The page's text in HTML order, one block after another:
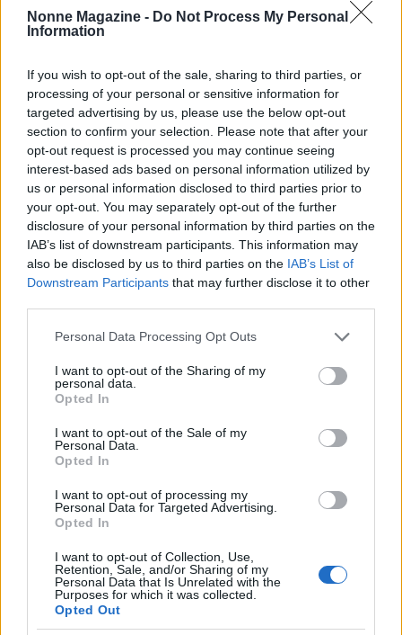
Nonne Magazine - Do Not Process My Personal
Information
If you wish to opt-out of the sale, sharing to third parties, or
processing of your personal or sensitive information for
targeted advertising by us, please use the below opt-out
section to confirm your selection. Please note that after your
opt-out request is processed you may continue seeing
interest-based ads based on personal information utilized by
us or personal information disclosed to third parties prior to
your opt-out. You may separately opt-out of the further
disclosure of your personal information by third parties on the
IAB’s list of downstream participants. This information may
also be disclosed by us to third parties on the IAB’s List of
Downstream Participants that may further disclose it to other
Please note that this website/app uses one or more Google
not limited to your visit or usage behaviour. You may click to
grant or deny consent to Google and its third-party tags to
use your data for below specified purposes in below Google
consent section.
Personal Data Processing Opt Outs
I want to opt-out of the Sharing of my
personal data.
Opted In
I want to opt-out of the Sale of my
Personal Data.
Opted In
I want to opt-out of processing my
Personal Data for Targeted Advertising.
Opted In
I want to opt-out of Collection, Use,
Retention, Sale, and/or Sharing of my
Personal Data that Is Unrelated with the
Purposes for which it was collected.
Opted Out
principali collegamenti semplifica gli spostamenti. Il
pacchetto integra controlli sanitari di base,
togliere agli ospiti gran parte delle incombenze
organizzative, lasciando più spazio al relax e alla
socializzazione intergenerazionale.
Per confermare disponibilità e condizioni
aggiornate è consigliabile contattare direttamente
la struttura: salvo variazioni contrattuali,
l’organizzazione pratica del soggiorno viene gestita
dallo staff per garantire continuità di servizio e una
AUTORE
AiAdhubMedia